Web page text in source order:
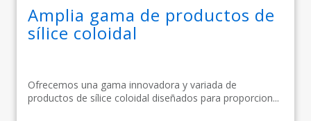
Amplia gama de productos de
sílice coloidal
Ofrecemos una gama innovadora y variada de
productos de sílice coloidal diseñados para proporcion...